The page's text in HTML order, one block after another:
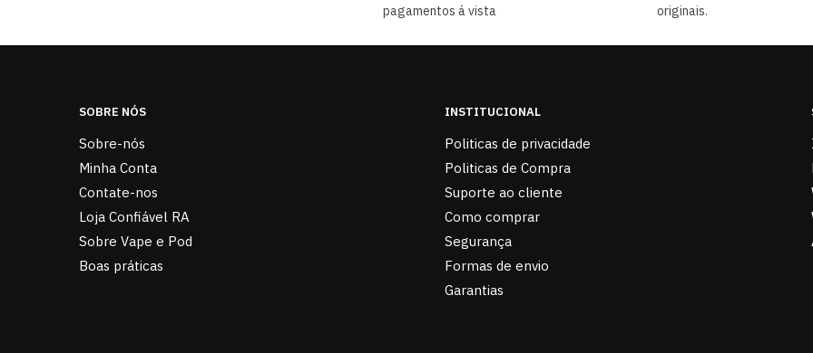
pagamentos á vista
originais.
SOBRE NÓS
Sobre-nós
Minha Conta
Contate-nos
Loja Confiável RA
Sobre Vape e Pod
Boas práticas
INSTITUCIONAL
Politicas de privacidade
Politicas de Compra
Suporte ao cliente
Como comprar
Segurança
Formas de envio
Garantias